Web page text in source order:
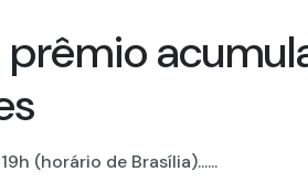
(horário de Brasília)......